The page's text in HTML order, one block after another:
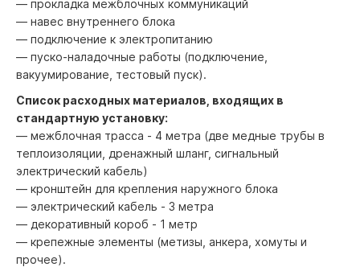
— прокладка межблочных коммуникаций
— навес внутреннего блока
— подключение к электропитанию
— пуско-наладочные работы (подключение,
вакуумирование, тестовый пуск).
Список расходных материалов, входящих в
стандартную установку:
— межблочная трасса - 4 метра (две медные трубы в
теплоизоляции, дренажный шланг, сигнальный
электрический кабель)
— кронштейн для крепления наружного блока
— электрический кабель - 3 метра
— декоративный короб - 1 метр
— крепежные элементы (метизы, анкера, хомуты и
прочее).